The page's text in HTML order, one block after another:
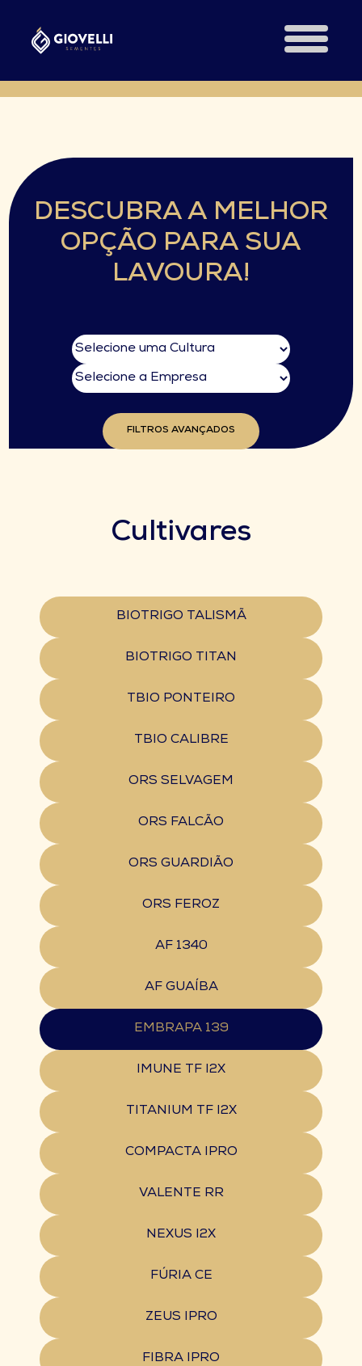
DESCUBRA A MELHOR
OPÇÃO PARA SUA
LAVOURA!
FILTROS AVANÇADOS
Cultivares
BIOTRIGO TALISMÃ
BIOTRIGO TITAN
TBIO PONTEIRO
TBIO CALIBRE
ORS SELVAGEM
ORS FALCÃO
ORS GUARDIÃO
ORS FEROZ
AF 1340
AF GUAÍBA
EMBRAPA 139
IMUNE TF I2X
TITANIUM TF I2X
COMPACTA IPRO
VALENTE RR
NEXUS I2X
FÚRIA CE
ZEUS IPRO
FIBRA IPRO